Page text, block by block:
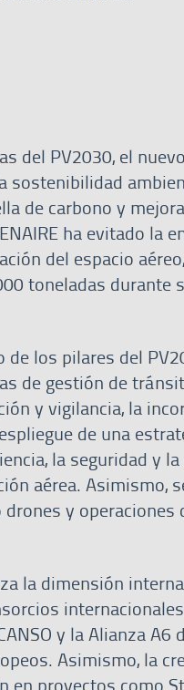
del PV2030, el
sostenibilidad
de carbono y
ha evitado la
del espacio
toneladas durante
los pilares del
de gestión de
y vigilancia, la
de una
la seguridad y la
aérea. Asimismo,
y operaciones
la dimensión
y la Alianza A6
Asimismo, la
en proyectos como